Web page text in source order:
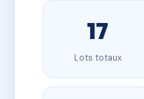
17
Lots totaux